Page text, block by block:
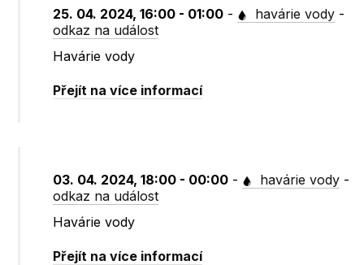
25. 04. 2024, 16:00 - 01:00 - havárie vody -
odkaz na událost
Havárie vody
Přejít na více informací
03. 04. 2024, 18:00 - 00:00 - havárie vody -
odkaz na událost
Havárie vody
Přejít na více informací